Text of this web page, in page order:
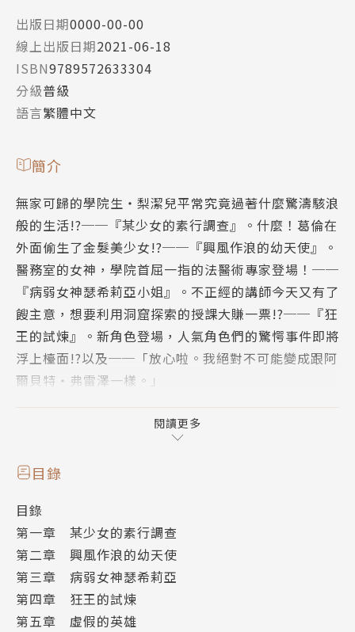
出版日期0000-00-00
線上出版日期2021-06-18
ISBN9789572633304
分級普級
語言繁體中文
簡介
無家可歸的學院生‧梨潔兒平常究竟過著什麼驚濤駭浪
般的生活!?──『某少女的素行調查』。什麼！葛倫在
外面偷生了金髮美少女!?──『興風作浪的幼天使』。
醫務室的女神，學院首屈一指的法醫術專家登場！──
『病弱女神瑟希莉亞小姐』。不正經的講師今天又有了
餿主意，想要利用洞窟探索的授課大賺一票!?──『狂
王的試煉』。新角色登場，人氣角色們的驚愕事件即將
浮上檯面!?以及──「放心啦。我絕對不可能變成跟阿
爾貝特‧弗雷澤一樣。」
澤成為了傳說。一名繼承了他的意志的少年，開啟了跨
閱讀更多
目錄
目錄
第一章 某少女的素行調查
第二章 興風作浪的幼天使
第三章 病弱女神瑟希莉亞
第四章 狂王的試煉
第五章 虛假的英雄